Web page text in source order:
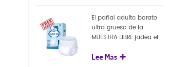
de la naturaleza
El pañal adulto barato
ultra grueso de la
MUESTRA LIBRE jadea el
para el adulto
Lee Mas